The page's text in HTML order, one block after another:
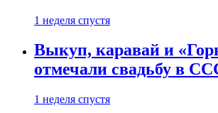
1 неделя спустя
Выкуп, каравай и
отмечали свадьбу в
1 неделя спустя